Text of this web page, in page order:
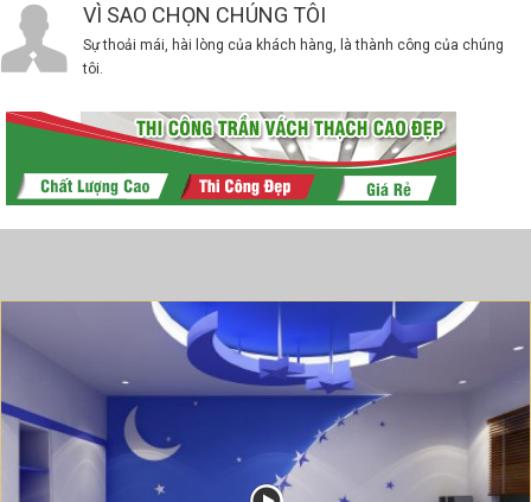
VÌ SAO CHỌN CHÚNG TÔI
Sự thoải mái, hài lòng của khách hàng, là thành công của chúng
tôi.